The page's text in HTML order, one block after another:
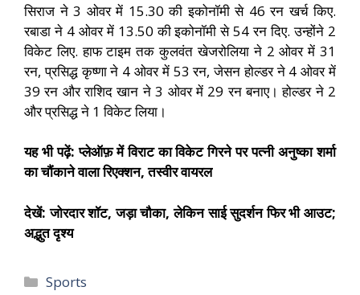
सिराज ने 3 ओवर में 15.30 की इकोनॉमी से 46 रन खर्च किए.
रबाडा ने 4 ओवर में 13.50 की इकोनॉमी से 54 रन दिए. उन्होंने 2
विकेट लिए. हाफ टाइम तक कुलवंत खेजरोलिया ने 2 ओवर में 31
रन, प्रसिद्ध कृष्णा ने 4 ओवर में 53 रन, जेसन होल्डर ने 4 ओवर में
39 रन और राशिद खान ने 3 ओवर में 29 रन बनाए। होल्डर ने 2
और प्रसिद्ध ने 1 विकेट लिया।
यह भी पढ़ें: प्लेऑफ़ में विराट का विकेट गिरने पर पत्नी अनुष्का शर्मा
का चौंकाने वाला रिएक्शन, तस्वीर वायरल
देखें: जोरदार शॉट, जड़ा चौका, लेकिन साई सुदर्शन फिर भी आउट;
अद्भुत दृश्य
Sports